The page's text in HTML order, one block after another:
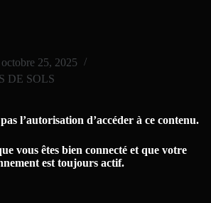
octobre 25, 2025
DE SOLS
l’autorisation d’accéder à ce contenu.
vous êtes bien connecté et que votre
est toujours actif.